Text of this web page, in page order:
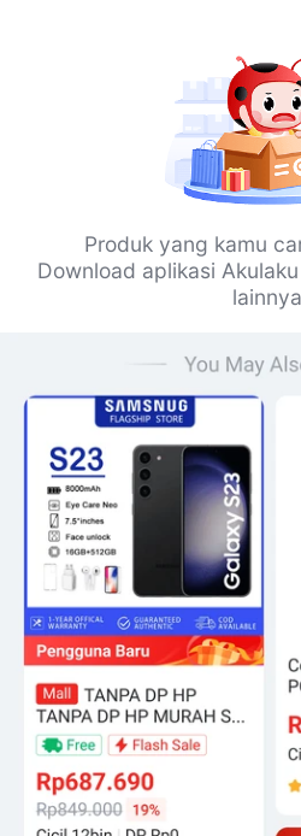
Produk yang kamu
Download aplikasi